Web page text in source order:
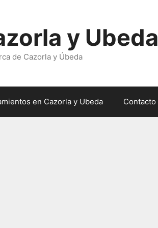
y Ubeda
de Cazorla y Úbeda
en Cazorla y Ubeda Contacto